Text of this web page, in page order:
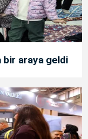
bir araya geldi